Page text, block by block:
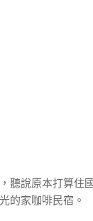
聽說原本打算住
的家咖啡民宿。